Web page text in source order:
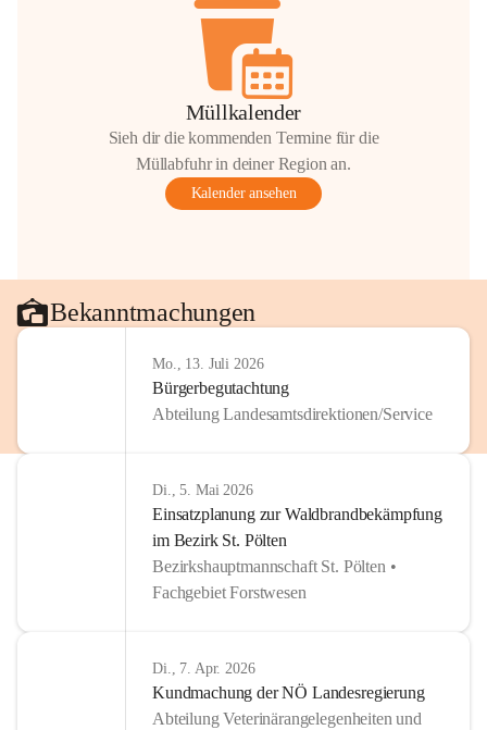
Müllkalender
Sieh dir die kommenden Termine für die
Müllabfuhr in deiner Region an.
Kalender ansehen
Bekanntmachungen
Mo., 13. Juli 2026
Bürgerbegutachtung
Abteilung Landesamtsdirektionen/Service
Di., 5. Mai 2026
Einsatzplanung zur Waldbrandbekämpfung
im Bezirk St. Pölten
Bezirkshauptmannschaft St. Pölten •
Fachgebiet Forstwesen
Di., 7. Apr. 2026
Kundmachung der NÖ Landesregierung
Abteilung Veterinärangelegenheiten und